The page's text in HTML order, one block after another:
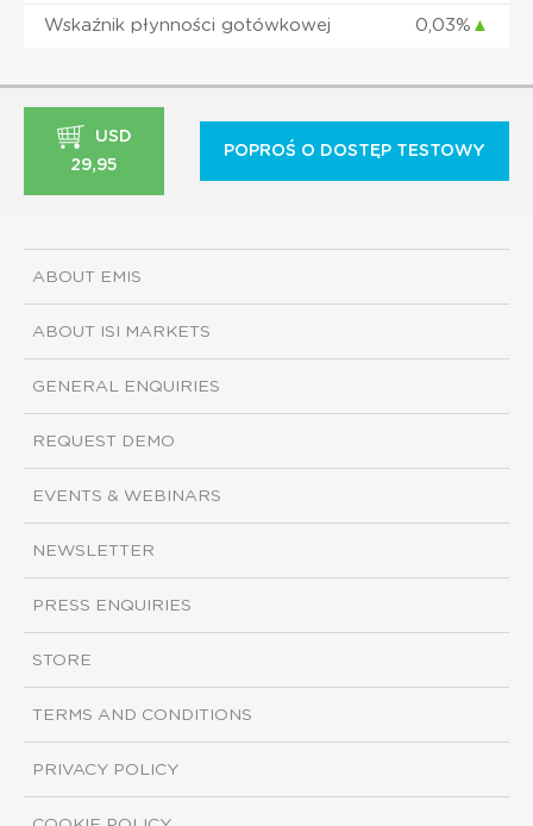
Wskaźnik płynności gotówkowej 0,03% ▲
USD
29,95
POPROŚ O DOSTĘP TESTOWY
ABOUT EMIS
ABOUT ISI MARKETS
GENERAL ENQUIRIES
REQUEST DEMO
EVENTS & WEBINARS
NEWSLETTER
PRESS ENQUIRIES
STORE
TERMS AND CONDITIONS
PRIVACY POLICY